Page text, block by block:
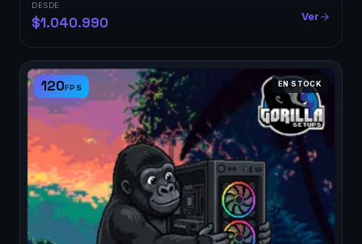
DESDE
$1.040.990 Ver
120FPS EN STOCK